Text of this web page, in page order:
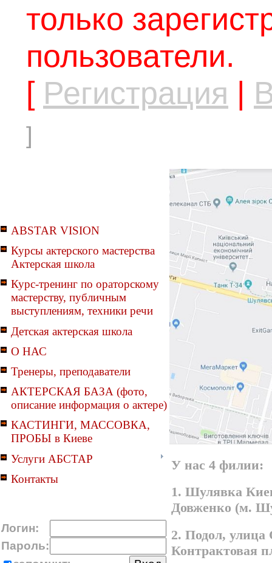
только
пользователи.
[ Регистрация |
]
ABSTAR VISION
Курсы актерского мастерства
Актерская школа
Курс-тренинг по ораторскому
мастерству, публичным
выступлениям, техники речи
Детская актерская школа
О НАС
Тренеры, преподаватели
АКТЕРСКАЯ БАЗА (фото,
описание информация о актере)
КАСТИНГИ, МАССОВКА,
ПРОБЫ в Киеве
Услуги АБСТАР
Контакты
Логин:
Пароль:
У нас 4 филии:
1. Шулявка
Довженко (м.
2. Подол,
Контрактовая